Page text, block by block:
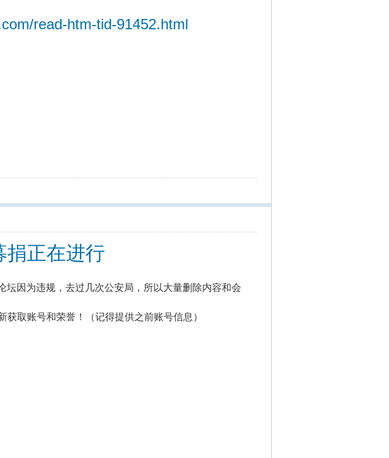
read-htm-tid-91452.html
捐正在进行
因为违规，去过几次公安局，所以大量删除内容和会
取账号和荣誉！（记得提供之前账号信息）